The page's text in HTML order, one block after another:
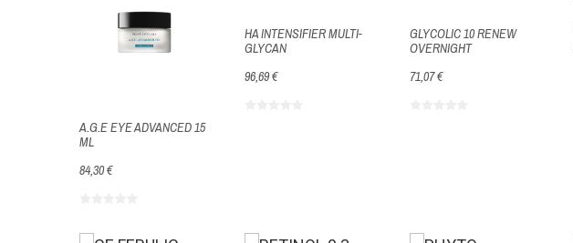
A.G.E EYE ADVANCED 15
ML
84,30 €
HA INTENSIFIER MULTI-
GLYCAN
96,69 €
GLYCOLIC 10 RENEW
OVERNIGHT
71,07 €